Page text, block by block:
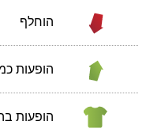
הוחלף
הופעות
הופעות